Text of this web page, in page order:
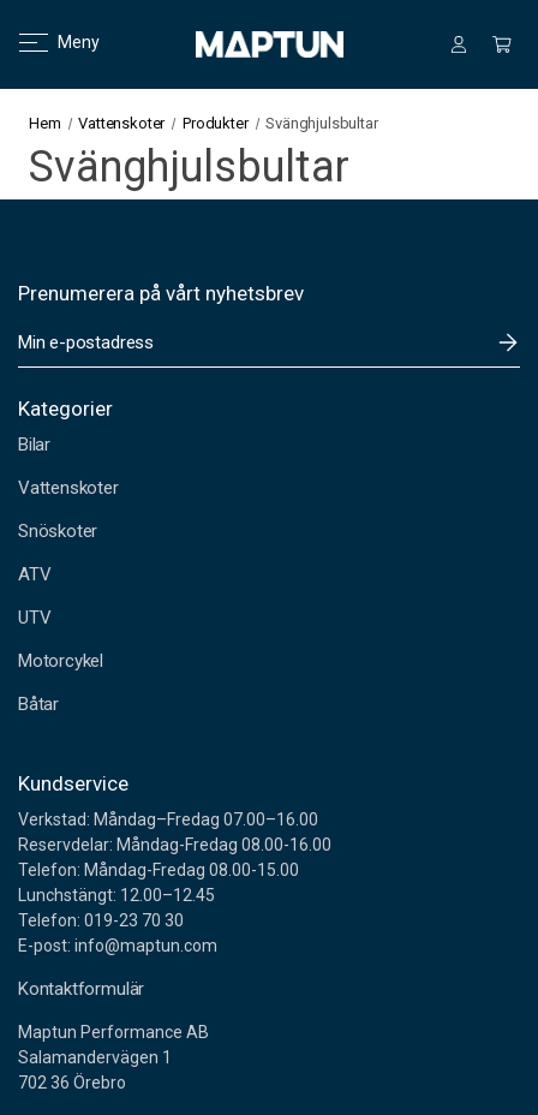
Meny
Hem Vattenskoter Produkter Svänghjulsbultar
Svänghjulsbultar
Prenumerera på vårt nyhetsbrev
-
o
t
a
r
s
s
Kategorier
Bilar
Vattenskoter
Snöskoter
ATV
UTV
Motorcykel
Båtar
Kundservice
Verkstad: Måndag–Fredag 07.00–16.00
Reservdelar: Måndag-Fredag 08.00-16.00
Telefon: Måndag-Fredag 08.00-15.00
Lunchstängt: 12.00–12.45
Telefon: 019-23 70 30
E-post: info@maptun.com
Kontaktformulär
Maptun Performance AB
Salamandervägen 1
702 36 Örebro